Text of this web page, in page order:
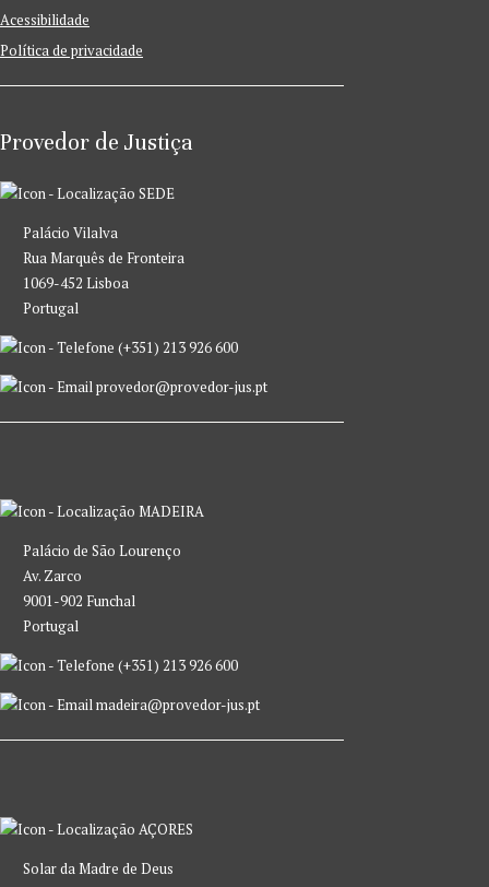
Acessibilidade
Política de privacidade
Provedor de Justiça
SEDE
Palácio Vilalva
Rua Marquês de Fronteira
1069-452 Lisboa
Portugal
(+351) 213 926 600
provedor@provedor-jus.pt
MADEIRA
Palácio de São Lourenço
Av. Zarco
9001-902 Funchal
Portugal
(+351) 213 926 600
madeira@provedor-jus.pt
AÇORES
Solar da Madre de Deus